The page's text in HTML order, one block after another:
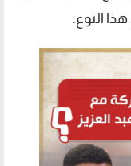
النوع.